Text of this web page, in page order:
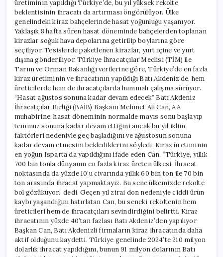
üretiminin yapıldığı Türkiye’de, bu yıl yüksek rekolte
beklentisinin ihracatı da artırması öngörülüyor. Ülke
genelindeki kiraz bahçelerinde hasat yoğunluğu yaşanıyor.
Yaklaşık 8 hafta süren hasat döneminde bahçelerden toplanan
kirazlar soğuk hava depolarına getirilip boylarına göre
seçiliyor. Tesislerde paketlenen kirazlar, yurt içine ve yurt
dışına gönderiliyor. Türkiye İhracatçılar Meclisi (TİM) ile
Tarım ve Orman Bakanlığı verilerine göre, Türkiye’de en fazla
kiraz üretiminin ve ihracatının yapıldığı Batı Akdeniz’de, hem
üreticilerde hem de ihracatçılarda hummalı çalışma sürüyor.
“Hasat ağustos sonuna kadar devam edecek” Batı Akdeniz
İhracatçılar Birliği (BAİB) Başkanı Mehmet Ali Can, AA
muhabirine, hasat döneminin normalde mayıs sonu başlayıp
temmuz sonuna kadar devam ettiğini ancak bu yıl iklim
faktörleri nedeniyle geç başladığını ve ağustosun sonuna
kadar devam etmesini beklediklerini söyledi. Kiraz üretiminin
en yoğun Isparta’da yapıldığını ifade eden Can, “Türkiye, yıllık
700 bin tonla dünyanın en fazla kiraz üreten ülkesi. İhracat
noktasında da yüzde 10’u civarında yıllık 60 bin ton ile 70 bin
ton arasında ihracat yapmaktayız. Bu sene ülkemizde rekolte
bol gözüküyor.” dedi. Geçen yıl zirai don nedeniyle ciddi ürün
kaybı yaşandığını hatırlatan Can, bu seneki rekoltenin hem
üreticileri hem de ihracatçıları sevindirdiğini belirtti. Kiraz
ihracatının yüzde 40’tan fazlası Batı Akdeniz’den yapılıyor
Başkan Can, Batı Akdenizli firmaların kiraz ihracatında daha
aktif olduğunu kaydetti. Türkiye genelinde 2024’te 210 milyon
dolarlık ihracat yapıldığını, bunun 91 milyon dolarının Batı